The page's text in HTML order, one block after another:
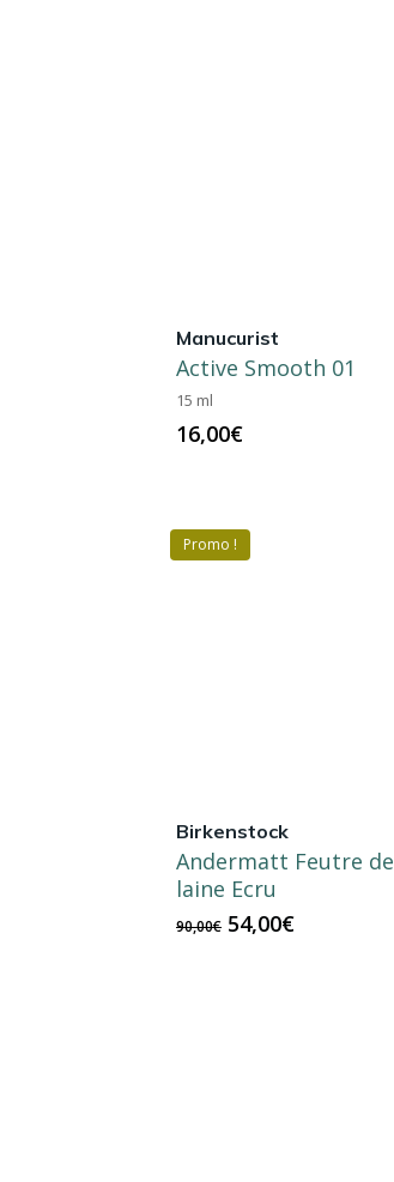
Manucurist
Active Smooth 01
15 ml
16,00€
Promo !
Birkenstock
Andermatt Feutre de
laine Ecru
90,00€ Le
54,00€Le